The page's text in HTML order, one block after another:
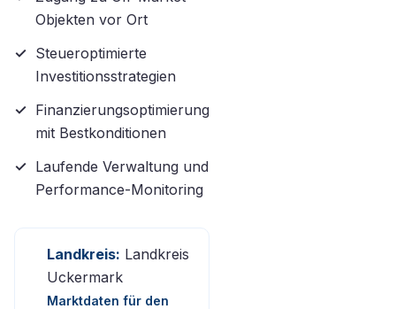
Objekten vor Ort
Steueroptimierte
Investitionsstrategien
Finanzierungsoptimierung
mit Bestkonditionen
Laufende Verwaltung und
Performance-Monitoring
Landkreis: Landkreis
Uckermark
Marktdaten für den